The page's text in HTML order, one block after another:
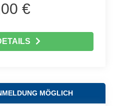
€
MÖGLICH